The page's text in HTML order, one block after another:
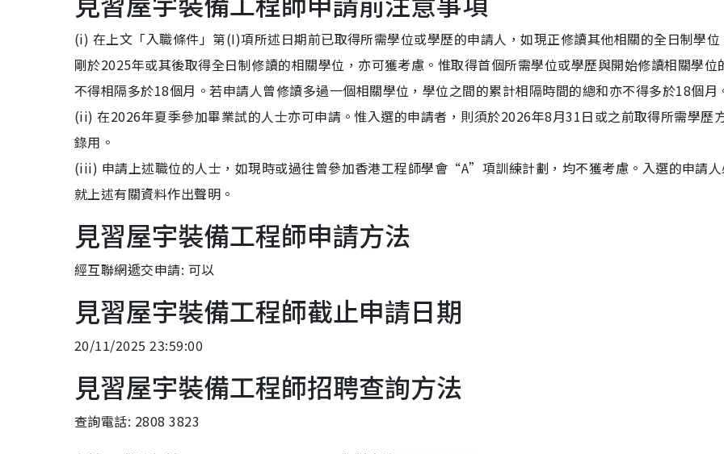
(i) 在上文「入職條件」第(I)項所述日期前已取得所需學位或學歷的申請人，如現正修讀其他相關的全日制學位
剛於2025年或其後取得全日制修讀的相關學位，亦可獲考慮。惟取得首個所需學位或學歷與開始修讀相關學位
不得相隔多於18個月。若申請人曾修讀多過一個相關學位，學位之間的累計相隔時間的總和亦不得多於18個月
(ii) 在2026年夏季參加畢業試的人士亦可申請。惟入選的申請者，則須於2026年8月31日或之前取得所需學歷
錄用。
(iii) 申請上述職位的人士，如現時或過往曾參加香港工程師學會“A”項訓練計劃，均不獲考慮。入選的申請人
就上述有關資料作出聲明。
見習屋宇裝備工程師申請方法
經互聯網遞交申請: 可以
見習屋宇裝備工程師截止申請日期
20/11/2025 23:59:00
見習屋宇裝備工程師招聘查詢方法
查詢電話: 2808 3823